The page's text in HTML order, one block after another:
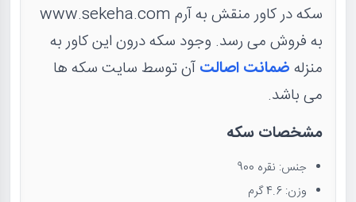
سکه در کاور منقش به آرم www.sekeha.com
به فروش می رسد. وجود سکه درون این کاور به
منزلهضمانت اصالتآن توسط سایت سکه ها
می باشد.
مشخصات سکه
جنس: نقره 900
وزن: 4.6 گرم